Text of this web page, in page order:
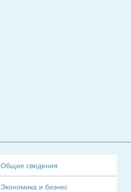
Общие сведения
Экономика и бизнес